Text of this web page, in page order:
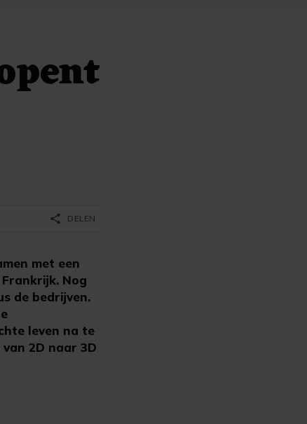
met een
Nog
de bedrijven.
leven na te
2D naar 3D
share DELEN